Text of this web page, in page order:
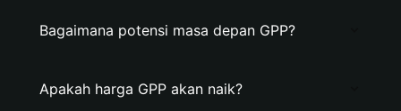
Bagaimana potensi masa depan GPP?
Apakah harga GPP akan naik?